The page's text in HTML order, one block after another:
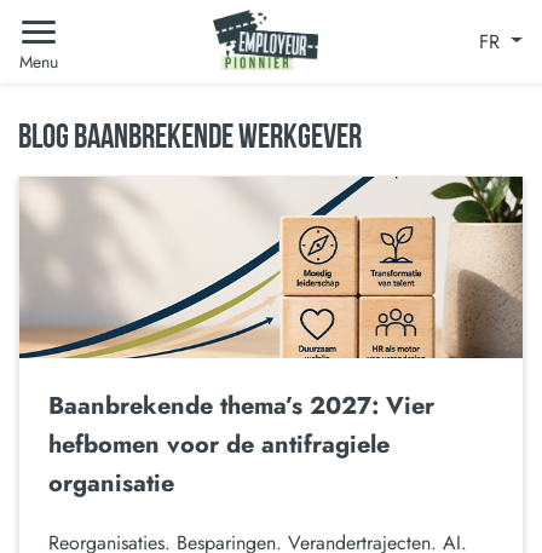
Menu
FR
BLOG BAANBREKENDE WERKGEVER
Baanbrekende thema’s 2027: Vier
hefbomen voor de antifragiele
organisatie
Reorganisaties. Besparingen. Verandertrajecten. AI.